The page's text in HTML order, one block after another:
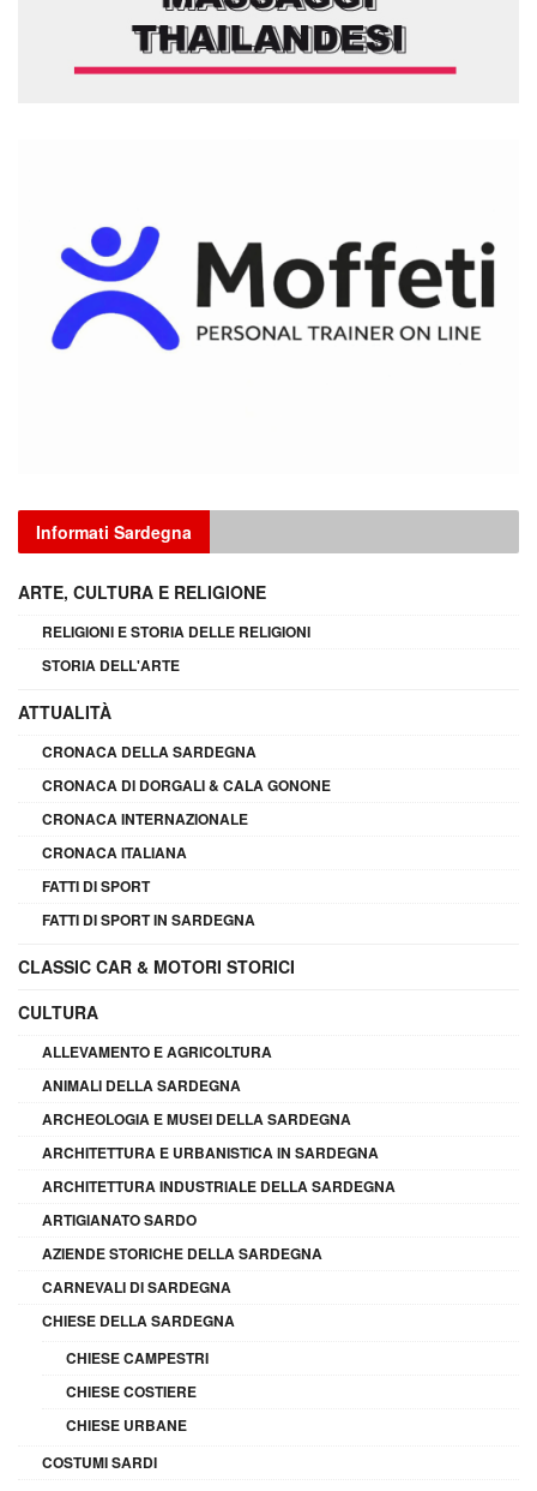
Informati Sardegna
ARTE, CULTURA E RELIGIONE
RELIGIONI E STORIA DELLE RELIGIONI
STORIA DELL'ARTE
ATTUALITÀ
CRONACA DELLA SARDEGNA
CRONACA DI DORGALI & CALA GONONE
CRONACA INTERNAZIONALE
CRONACA ITALIANA
FATTI DI SPORT
FATTI DI SPORT IN SARDEGNA
CLASSIC CAR & MOTORI STORICI
CULTURA
ALLEVAMENTO E AGRICOLTURA
ANIMALI DELLA SARDEGNA
ARCHEOLOGIA E MUSEI DELLA SARDEGNA
ARCHITETTURA E URBANISTICA IN SARDEGNA
ARCHITETTURA INDUSTRIALE DELLA SARDEGNA
ARTIGIANATO SARDO
AZIENDE STORICHE DELLA SARDEGNA
CARNEVALI DI SARDEGNA
CHIESE DELLA SARDEGNA
CHIESE CAMPESTRI
CHIESE COSTIERE
CHIESE URBANE
COSTUMI SARDI